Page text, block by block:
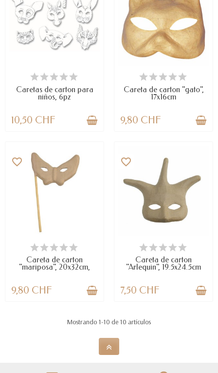
DISPONIBLE
Caretas de carton para
niños, 6pz
10,50 CHF
LAST ITEMS IN STOCK
Careta de carton "gato",
17x16cm
9,80 CHF
DISPONIBLE
favorite_border
Careta de carton
"mariposa", 20x32cm,
9,80 CHF
LAST ITEMS IN STOCK
favorite_border
Careta de carton
"Arlequin", 19.5x24.5cm
7,50 CHF
Mostrando 1-10 de 10 artículos